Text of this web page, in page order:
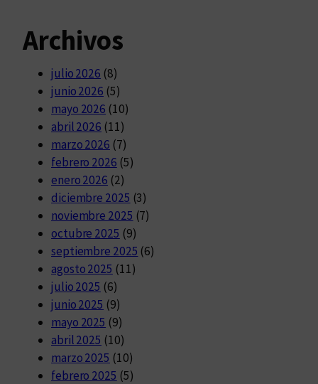
Archivos
julio 2026 (8)
junio 2026 (5)
mayo 2026 (10)
abril 2026 (11)
marzo 2026 (7)
febrero 2026 (5)
enero 2026 (2)
diciembre 2025 (3)
noviembre 2025 (7)
octubre 2025 (9)
septiembre 2025 (6)
agosto 2025 (11)
julio 2025 (6)
junio 2025 (9)
mayo 2025 (9)
abril 2025 (10)
marzo 2025 (10)
febrero 2025 (5)